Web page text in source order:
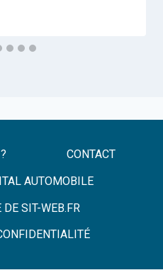
CONTACT
AUTOMOBILE
SIT-WEB.FR